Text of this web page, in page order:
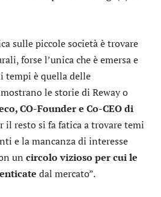
sulle piccole società è trovare
forse l’unica che è emersa e
tempi è quella delle
le storie di Rewayo
CO-Founder e Co-CEO di
il resto si fa fatica a trovare temi
e la mancanza di interesse
un circolo vizioso per cui le
dal mercato”.